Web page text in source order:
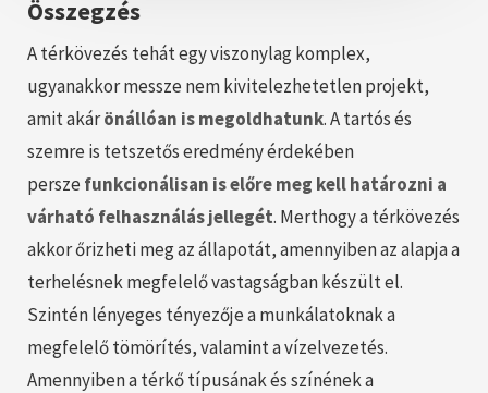
Összegzés
A térkövezés tehát egy viszonylag komplex,
ugyanakkor messze nem kivitelezhetetlen projekt,
amit akárönállóan is megoldhatunk. A tartós és
szemre is tetszetős eredmény érdekében
persze funkcionálisan is előre meg kell határozni a
várható felhasználás jellegét. Merthogy a térkövezés
akkor őrizheti meg az állapotát, amennyiben az alapja a
terhelésnek megfelelő vastagságban készült el.
Szintén lényeges tényezője a munkálatoknak a
megfelelő tömörítés, valamint a vízelvezetés.
Amennyiben a térkő típusának és színének a